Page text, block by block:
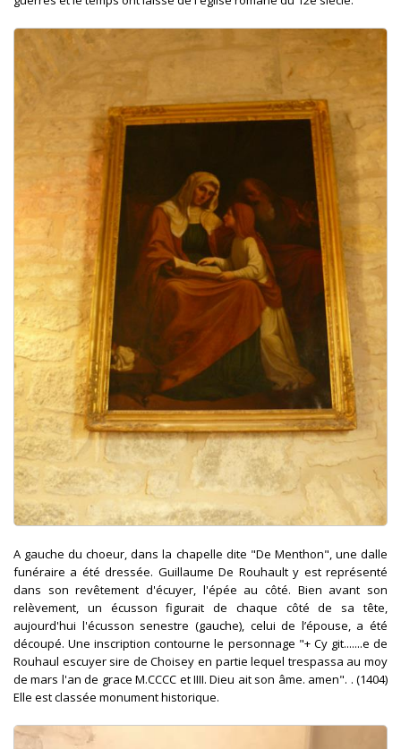
A gauche du choeur, dans la chapelle dite "De Menthon", une dalle
funéraire a été dressée. Guillaume De Rouhault y est représenté
dans son revêtement d'écuyer, l'épée au côté. Bien avant son
relèvement, un écusson figurait de chaque côté de sa tête,
aujourd'hui l'écusson senestre (gauche), celui de l’épouse, a été
découpé. Une inscription contourne le personnage "+ Cy git.......e de
Rouhaul escuyer sire de Choisey en partie lequel trespassa au moy
de mars l'an de grace M.CCCC et IIII. Dieu ait son âme. amen". . (1404)
Elle est classée monument historique.